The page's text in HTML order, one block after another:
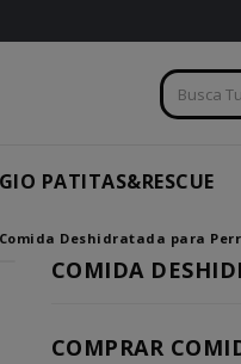
PATITAS&RESCUE
Comida Deshidratada para
COMIDA
COMPRAR